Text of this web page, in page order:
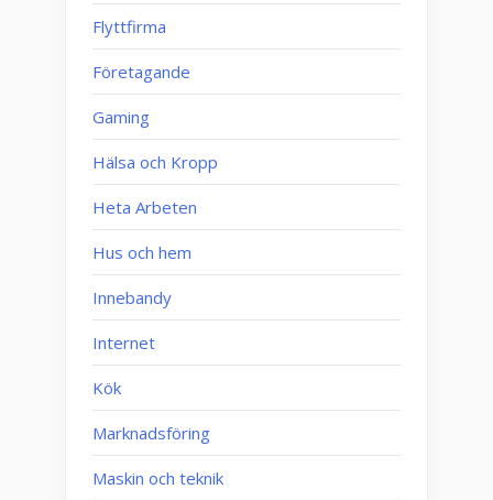
Flyttfirma
Företagande
Gaming
Hälsa och Kropp
Heta Arbeten
Hus och hem
Innebandy
Internet
Kök
Marknadsföring
Maskin och teknik